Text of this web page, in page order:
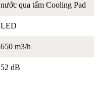
nước qua tấm Cooling Pad
LED
650 m3/h
52 dB